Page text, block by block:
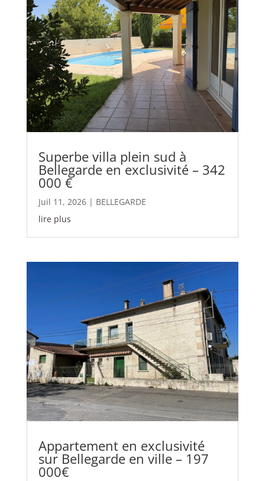
Superbe villa plein sud à
Bellegarde en exclusivité – 342
000 €
Juil 11, 2026| BELLEGARDE
lire plus
Appartement en exclusivité
sur Bellegarde en ville – 197
000€